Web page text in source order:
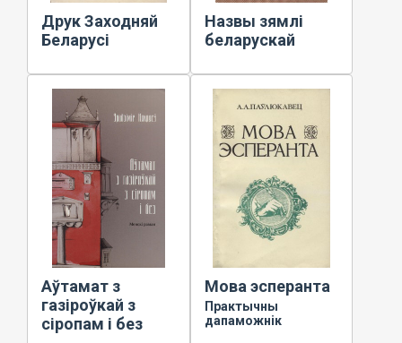
Друк Заходняй
Беларусі
Назвы зямлі
беларускай
Аўтамат з
газіроўкай з
сіропам і без
Мова эсперанта
Практычны
дапаможнік